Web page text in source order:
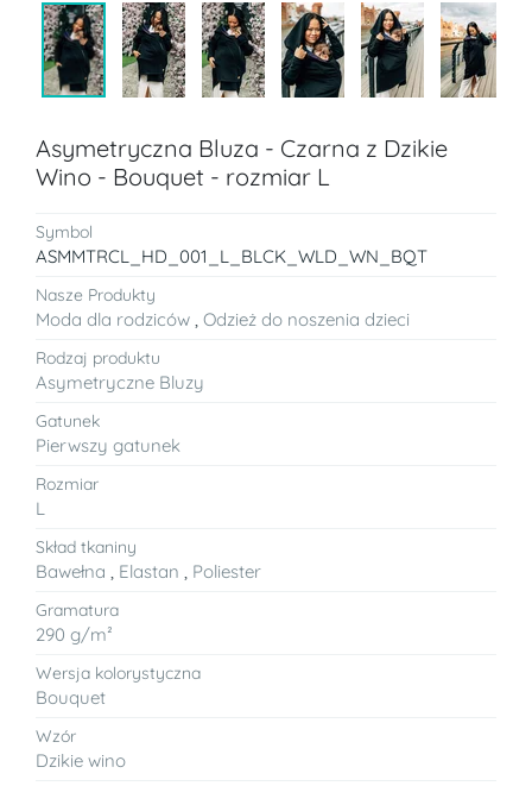
Asymetryczna Bluza - Czarna z Dzikie
Wino - Bouquet - rozmiar L
Symbol
ASMMTRCL_HD_001_L_BLCK_WLD_WN_BQT
Nasze Produkty
Moda dla rodziców Odzież do noszenia dzieci
Rodzaj produktu
Asymetryczne Bluzy
Gatunek
Pierwszy gatunek
Rozmiar
L
Skład tkaniny
Bawełna Elastan Poliester
Gramatura
290 g/m²
Wersja kolorystyczna
Bouquet
Wzór
Dzikie wino